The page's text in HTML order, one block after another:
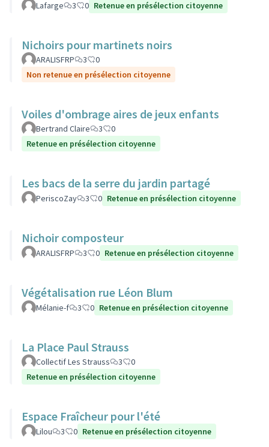
Lafarge 3 0 Retenue en présélection citoyenne
Nichoirs pour martinets noirs
ARALISFRP 3
0
Non retenue en présélection citoyenne
Voiles d'ombrage aires de jeux enfants
Bertrand Claire 3
0
Retenue en présélection citoyenne
Les bacs de la serre du jardin partagé
PeriscoZay 3 0 Retenue en présélection citoyenne
Nichoir composteur
ARALISFRP 3 0 Retenue en présélection citoyenne
Végétalisation rue Léon Blum
Mélanie-f 3 0 Retenue en présélection citoyenne
La Place Paul Strauss
Collectif Les Strauss 3
0
Retenue en présélection citoyenne
Espace Fraîcheur pour l'été
Lilou 3 0 Retenue en présélection citoyenne